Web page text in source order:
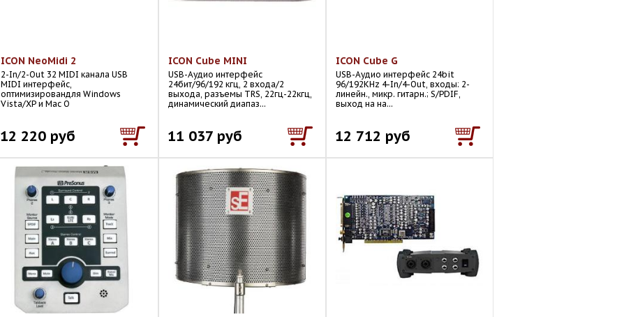
ICON NeoMidi 2
2-In/2-Out 32 MIDI канала USB
MIDI интерфейс,
оптимизировандля Windows
Vista/XP и Mac O
12 220 руб
ICON Cube MINI
USB-Аудио интерфейс
24бит/96/192 кгц, 2 входа/2
выхода, разъемы TRS, 22гц-22кгц,
динамический диапаз...
11 037 руб
ICON Cube G
USB-Аудио интерфейс 24bit
96/192KHz 4-In/4-Out, входы: 2-
линейн., микр. гитарн.; S/PDIF,
выход на на...
12 712 руб